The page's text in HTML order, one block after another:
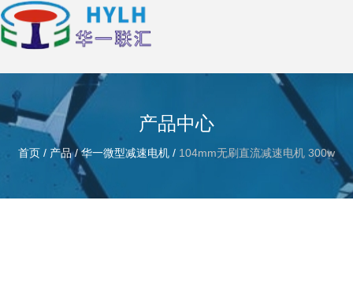
产品中心
首页 / 产品 /华一微型减速电机 / 104mm无刷直流减速电机 300w